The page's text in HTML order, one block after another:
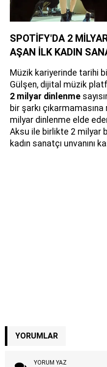
SPOTİFY'DA 2
AŞAN İLK KADIN
Müzik kariyerinde tarihi
Gülşen, dijital müzik
2 milyar dinlenme
bir şarkı
milyar dinlenme elde
Aksu ile birlikte 2 milyar
kadın sanatçı unvanını
YORUMLAR
YORUM YAZ